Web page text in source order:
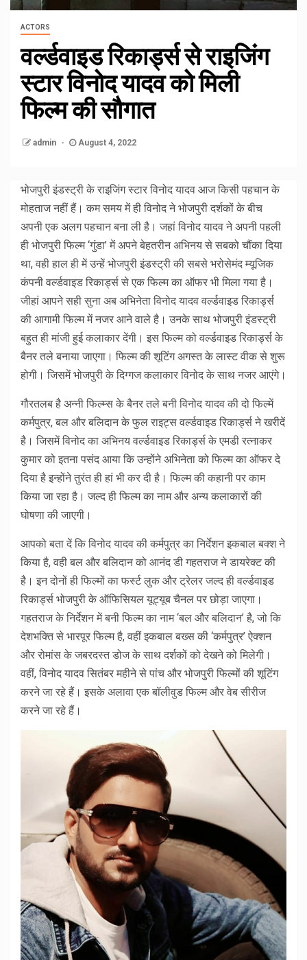
ACTORS
वर्ल्डवाइड रिकार्ड्स से राइजिंग
स्टार विनोद यादव को मिली
फिल्म की सौगात
admin August 4, 2022
भोजपुरी इंडस्ट्री के राइजिंग स्टार विनोद यादव आज किसी पहचान के
मोहताज नहीं हैं। कम समय में ही विनोद ने भोजपुरी दर्शकों के बीच
अपनी एक अलग पहचान बना ली है। जहां विनोद यादव ने अपनी पहली
ही भोजपुरी फिल्म ‘गुंडा’ में अपने बेहतरीन अभिनय से सबको चौंका दिया
था, वही हाल ही में उन्हें भोजपुरी इंडस्ट्री की सबसे भरोसेमंद म्यूजिक
कंपनी वर्ल्डवाइड रिकार्ड्स से एक फिल्म का ऑफर भी मिला गया है।
जीहां आपने सही सुना अब अभिनेता विनोद यादव वर्ल्डवाइड रिकार्ड्स
की आगामी फिल्म में नजर आने वाले है। उनके साथ भोजपुरी इंडस्ट्री
बहुत ही मांजी हुई कलाकार देंगी। इस फिल्म को वर्ल्डवाइड रिकार्ड्स के
बैनर तले बनाया जाएगा। फिल्म की शूटिंग अगस्त के लास्ट वीक से शुरू
होगी। जिसमें भोजपुरी के दिग्गज कलाकार विनोद के साथ नजर आएंगे।
गौरतलब है अन्नी फिल्म्स के बैनर तले बनी विनोद यादव की दो फिल्में
कर्मपुत्र, बल और बलिदान के फुल राइट्स वर्ल्डवाइड रिकार्ड्स ने खरीदें
है। जिसमें विनोद का अभिनय वर्ल्डवाइड रिकार्ड्स के एमडी रत्नाकर
कुमार को इतना पसंद आया कि उन्होंने अभिनेता को फिल्म का ऑफर दे
दिया है इन्होंने तुरंत ही हां भी कर दी है। फिल्म की कहानी पर काम
किया जा रहा है। जल्द ही फिल्म का नाम और अन्य कलाकारों की
घोषणा की जाएगी।
आपको बता दें कि विनोद यादव की कर्मपुत्र का निर्देशन इकबाल बक्श ने
किया है, वही बल और बलिदान को आनंद डी गहतराज ने डायरेक्ट की
है। इन दोनों ही फिल्मों का फर्स्ट लुक और ट्रेलर जल्द ही वर्ल्डवाइड
रिकार्ड्स भोजपुरी के ऑफिसियल यूट्यूब चैनल पर छोड़ा जाएगा।
गहतराज के निर्देशन में बनी फिल्म का नाम ‘बल और बलिदान’ है, जो कि
देशभक्ति से भारपूर फिल्म है, वहीं इकबाल बख्स की ‘कर्मपुत्र’ ऐक्शन
और रोमांस के जबरदस्त डोज के साथ दर्शकों को देखने को मिलेगी।
वहीं, विनोद यादव सितंबर महीने से पांच और भोजपुरी फिल्मों की शूटिंग
करने जा रहे हैं। इसके अलावा एक बॉलीवुड फिल्म और वेब सीरीज
करने जा रहे हैं।